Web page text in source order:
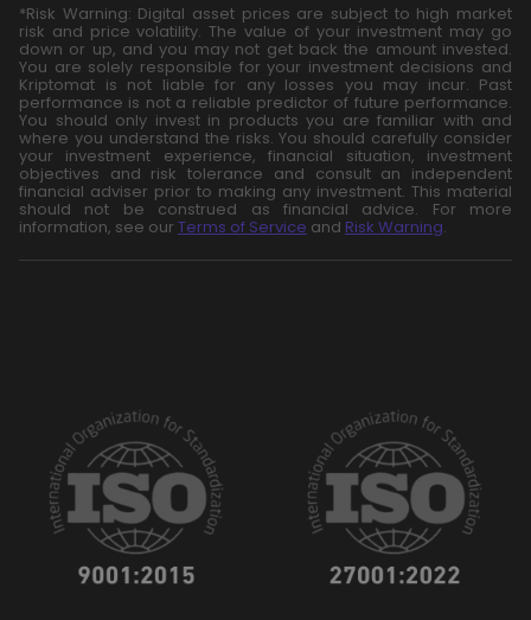
*Risk Warning: Digital asset prices are subject to high market
risk and price volatility. The value of your investment may go
down or up, and you may not get back the amount invested.
You are solely responsible for your investment decisions and
Kriptomat is not liable for any losses you may incur. Past
performance is not a reliable predictor of future performance.
You should only invest in products you are familiar with and
where you understand the risks. You should carefully consider
your investment experience, financial situation, investment
objectives and risk tolerance and consult an independent
financial adviser prior to making any investment. This material
should not be construed as financial advice. For more
information, see our Terms of Service and Risk Warning.